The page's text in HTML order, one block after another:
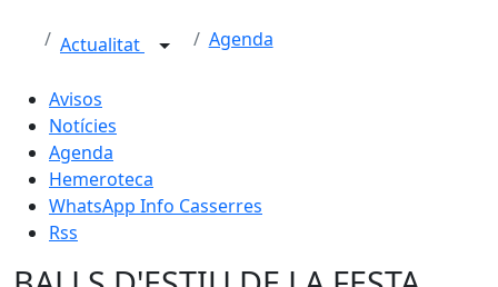
Actualitat Agenda
Avisos
Notícies
Agenda
Hemeroteca
WhatsApp Info Casserres
Rss